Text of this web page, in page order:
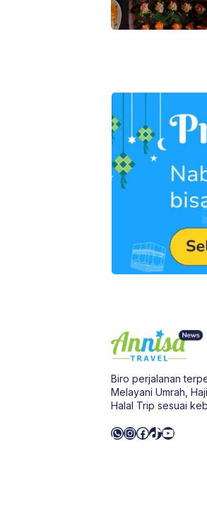
Biro perjalanan
Melayani Umrah,
Halal Trip sesuai
WhatsApp
Instagram
Facebook
TikTok
YouTube